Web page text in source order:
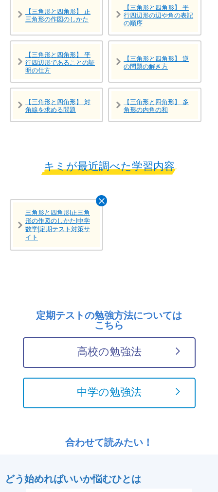
【三角形と四角形】 正
三角形の作図のしかた
【三角形と四角形】 平
行四辺形の辺や角の表記
の順序
【三角形と四角形】 平
行四辺形であることの証
明の仕方
【三角形と四角形】 逆
の問題の解き方
【三角形と四角形】 対
角線を求める問題
【三角形と四角形】 多
角形の内角の和
キミが最近調べた学習内容
三角形と四角形|正三角
形の作図のしかた|中学
数学|定期テスト対策サ
イト
定期テストの勉強方法については
こちら
高校の勉強法
中学の勉強法
合わせて読みたい！
どう始めればいいか悩むひとは